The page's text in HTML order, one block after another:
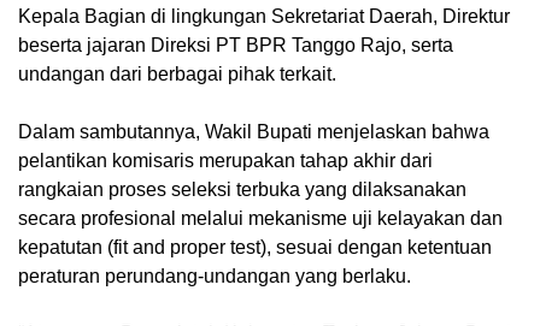
Kepala Bagian di lingkungan Sekretariat Daerah, Direktur
beserta jajaran Direksi PT BPR Tanggo Rajo, serta
undangan dari berbagai pihak terkait.
Dalam sambutannya, Wakil Bupati menjelaskan bahwa
pelantikan komisaris merupakan tahap akhir dari
rangkaian proses seleksi terbuka yang dilaksanakan
secara profesional melalui mekanisme uji kelayakan dan
kepatutan (fit and proper test), sesuai dengan ketentuan
peraturan perundang-undangan yang berlaku.